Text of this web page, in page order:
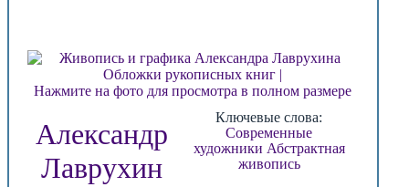
Нажмите на фото для просмотра в полном размере
Александр
Лаврухин
Ключевые слова:
Современные
художники Абстрактная
живопись